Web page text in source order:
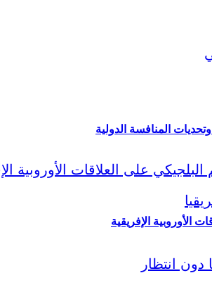
المنافسة الدولية
الأوروبية الإفريقية